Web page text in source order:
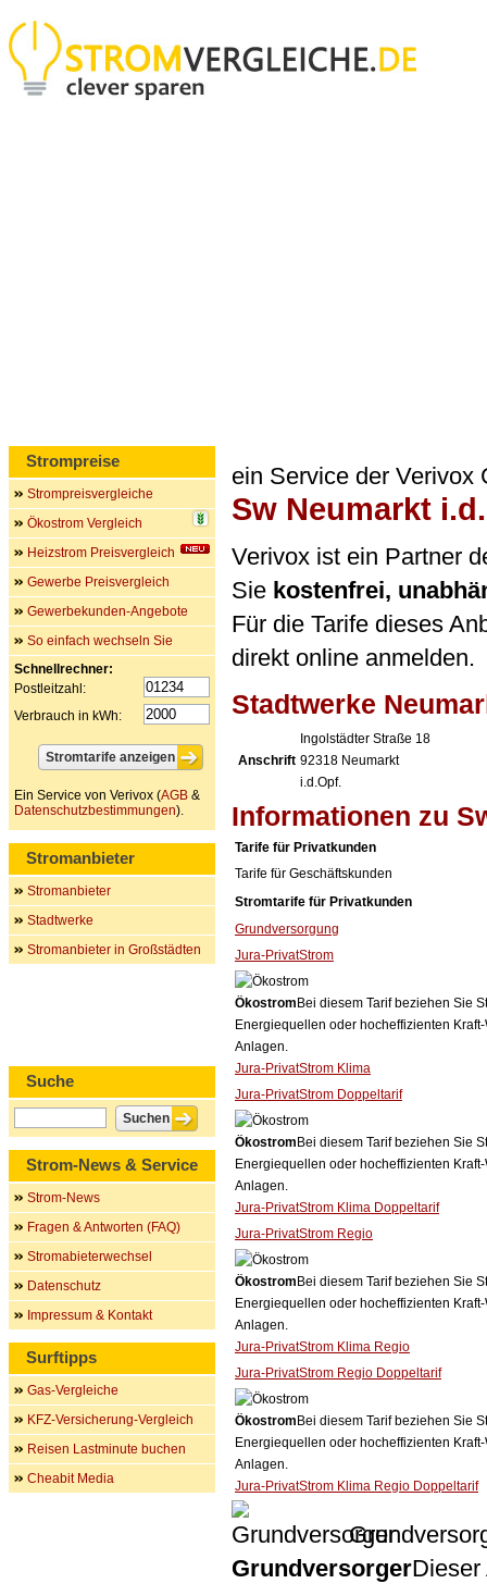
ein Service der Verivox
Sw Neumarkt
Verivox ist ein Partner
Sie kostenfrei,
Für die Tarife dieses
direkt online anmelden.
Stadtwerke
Anschrift
Ingolstädter Straße 18
92318 Neumarkt
i.d.Opf.
Informationen zu
Tarife für Privatkunden
Tarife für Geschäftskunden
Stromtarife für Privatkunden
Grundversorgung
Jura-PrivatStrom
Ökostrom Bei diesem Tarif beziehen Sie
Energiequellen oder hocheffizienten
Anlagen.
Jura-PrivatStrom Klima
Jura-PrivatStrom Doppeltarif
Ökostrom Bei diesem Tarif beziehen Sie
Energiequellen oder hocheffizienten
Anlagen.
Jura-PrivatStrom Klima Doppeltarif
Jura-PrivatStrom Regio
Ökostrom Bei diesem Tarif beziehen Sie
Energiequellen oder hocheffizienten
Anlagen.
Jura-PrivatStrom Klima Regio
Jura-PrivatStrom Regio Doppeltarif
Ökostrom Bei diesem Tarif beziehen Sie
Energiequellen oder hocheffizienten
Anlagen.
Jura-PrivatStrom Klima Regio Doppeltarif
GrundversorgerDieser
Strompreise
Strompreisvergleiche
Ökostrom Vergleich
Heizstrom Preisvergleich
Gewerbe Preisvergleich
Gewerbekunden-Angebote
So einfach wechseln Sie
Schnellrechner:
Postleitzahl:
Verbrauch in kWh:
Ein Service von Verivox (AGB &
Datenschutzbestimmungen).
Stromanbieter
Stromanbieter
Stadtwerke
Stromanbieter in Großstädten
Suche
Strom-News & Service
Strom-News
Fragen & Antworten (FAQ)
Stromabieterwechsel
Datenschutz
Impressum & Kontakt
Surftipps
Gas-Vergleiche
KFZ-Versicherung-Vergleich
Reisen Lastminute buchen
Cheabit Media